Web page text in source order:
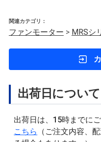
関連カテゴリ：
ファンモーター > MRSシ
出荷日について
出荷日は、15時までに
こちら
（ご注文内容、